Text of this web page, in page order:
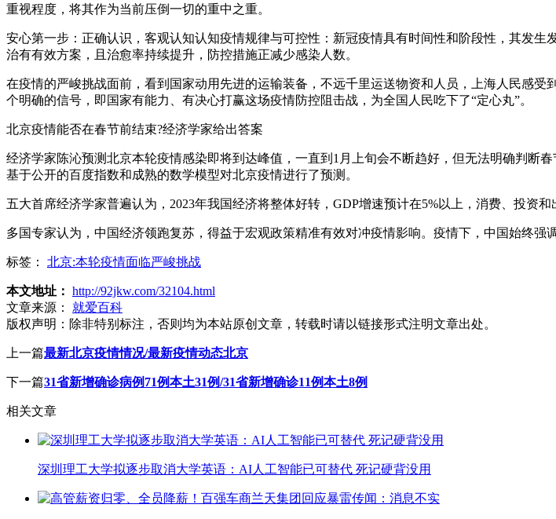
重视程度，将其作为当前压倒一切的重中之重。
安心第一步：正确认识，客观认知认知疫情规律与可控性：新冠疫情具有时间性和阶段性，其发
治有有效方案，且治愈率持续提升，防控措施正减少感染人数。
在疫情的严峻挑战面前，看到国家动用先进的运输装备，不远千里运送物资和人员，上海人民感
个明确的信号，即国家有能力、有决心打赢这场疫情防控阻击战，为全国人民吃下了“定心丸”。
北京疫情能否在春节前结束?经济学家给出答案
经济学家陈沁预测北京本轮疫情感染即将到达峰值，一直到1月上旬会不断趋好，但无法明确判断
基于公开的百度指数和成熟的数学模型对北京疫情进行了预测。
五大首席经济学家普遍认为，2023年我国经济将整体好转，GDP增速预计在5%以上，消费、投资
多国专家认为，中国经济领跑复苏，得益于宏观政策精准有效对冲疫情影响。疫情下，中国始终
标签： 北京:本轮疫情面临严峻挑战
本文地址： http://92jkw.com/32104.html
文章来源：
就爱百科
版权声明： 除非特别标注，否则均为本站原创文章，转载时请以链接形式注明文章出处。
上一篇最新北京疫情情况/最新疫情动态北京
下一篇31省新增确诊病例71例本土31例/31省新增确诊11例本土8例
相关文章
深圳理工大学拟逐步取消大学英语：AI人工智能已可替代 死记硬背没用